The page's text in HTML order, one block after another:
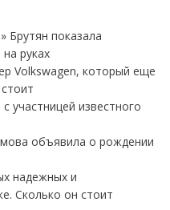
Брутян показала
руках
Volkswagen, который еще
участницей известного
объявила о рождении
надежных и
Сколько он стоит